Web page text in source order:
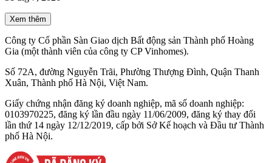
Xem thêm
Công ty Cổ phần Sàn Giao dịch Bất động sản Thành phố Hoàng
Gia (một thành viên của công ty CP Vinhomes).
Số 72A, đường Nguyễn Trãi, Phường Thượng Đình, Quận Thanh
Xuân, Thành phố Hà Nội, Việt Nam.
Giấy chứng nhận đăng ký doanh nghiệp, mã số doanh nghiệp:
0103970225, đăng ký lần đầu ngày 11/06/2009, đăng ký thay đổi
lần thứ 14 ngày 12/12/2019, cấp bởi Sở Kế hoạch và Đầu tư Thành
phố Hà Nội.